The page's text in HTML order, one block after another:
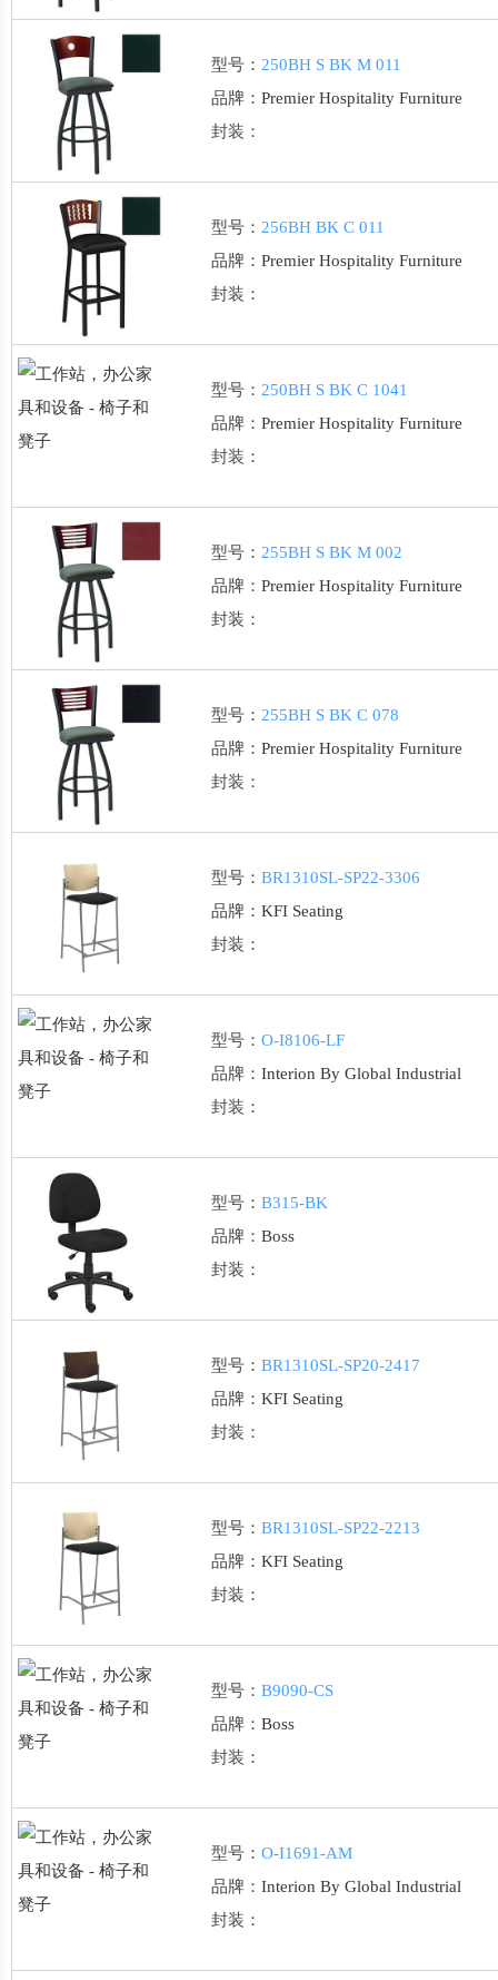
型号： 250BH S BK M 011
品牌： Premier Hospitality Furniture
封装：
型号： 256BH BK C 011
品牌： Premier Hospitality Furniture
封装：
型号： 250BH S BK C 1041
品牌： Premier Hospitality Furniture
封装：
型号： 255BH S BK M 002
品牌： Premier Hospitality Furniture
封装：
型号： 255BH S BK C 078
品牌： Premier Hospitality Furniture
封装：
型号： BR1310SL-SP22-3306
品牌： KFI Seating
封装：
型号： O-I8106-LF
品牌： Interion By Global Industrial
封装：
型号： B315-BK
品牌： Boss
封装：
型号： BR1310SL-SP20-2417
品牌： KFI Seating
封装：
型号： BR1310SL-SP22-2213
品牌： KFI Seating
封装：
型号： B9090-CS
品牌： Boss
封装：
型号： O-I1691-AM
品牌： Interion By Global Industrial
封装：